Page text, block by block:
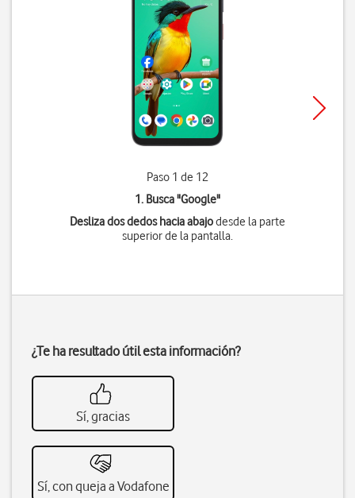
Paso 1 de 12
1. Busca "Google"
Desliza dos dedos hacia abajodesde la parte
superior de la pantalla.
¿Te ha resultado útil esta información?
Sí, gracias
Sí, con queja a Vodafone